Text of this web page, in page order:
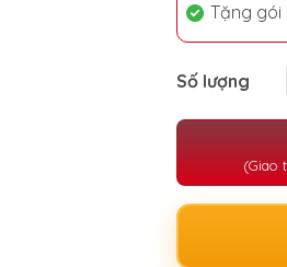
Tặng gói
Số lượng
(Giao